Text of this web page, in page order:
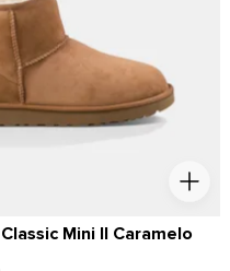
Mini II Caramelo